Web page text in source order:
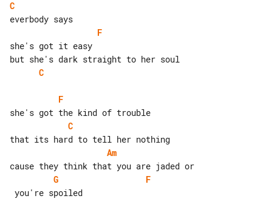
C
F
she's got it easy
C
F
C
Am
G
F